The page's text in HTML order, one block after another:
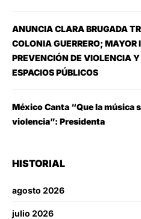
ANUNCIA CLARA BRUGADA
COLONIA GUERRERO;
PREVENCIÓN DE VIOLENCIA
ESPACIOS PÚBLICOS
México Canta “Que la música
violencia”: Presidenta
HISTORIAL
agosto 2026
julio 2026